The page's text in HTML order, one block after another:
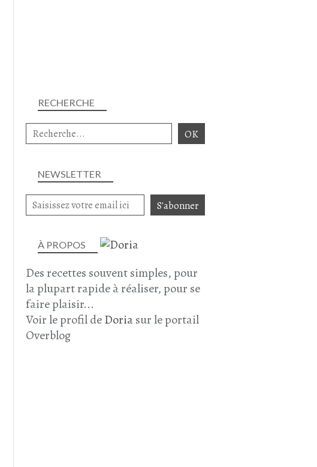
PANAIS
JOUE DE BOEUF
NEWSLETTER
RECHERCHE
À PROPOS
Des recettes souvent simples, pour
la plupart rapide à réaliser, pour se
faire plaisir...
Voir le profil deDoriasur le portail
Overblog